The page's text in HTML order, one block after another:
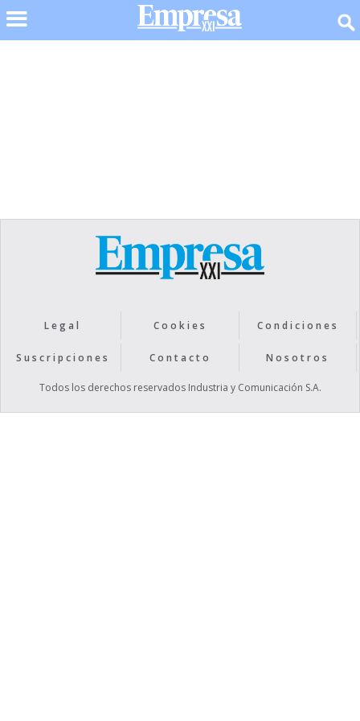
Legal Cookies Condiciones
Suscripciones Contacto Nosotros
Todos los derechos reservados Industria y Comunicación S.A.